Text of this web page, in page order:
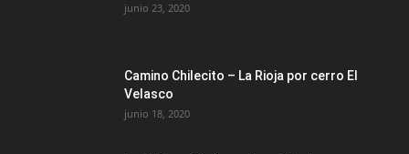
junio 23, 2020
Camino Chilecito – La Rioja por cerro El
Velasco
junio 18, 2020